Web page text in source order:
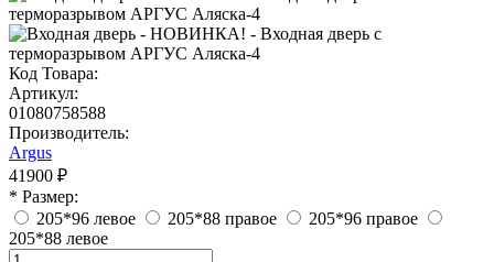
Код Товара:
Артикул:
01080758588
Производитель:
Argus
41900 ₽
* Размер:
205*96 левое
205*88 правое
205*96 правое
205*88 левое